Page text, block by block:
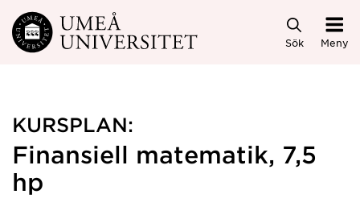
Hoppa direkt till innehållet
Sök Meny
KURSPLAN:
Finansiell matematik, 7,5
hp